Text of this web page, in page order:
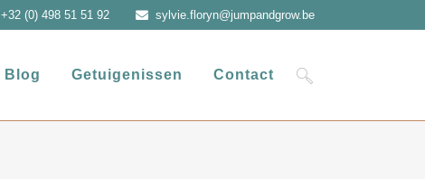
+32 (0) 498 51 51 92 sylvie.floryn@jumpandgrow.be
Blog Getuigenissen Contact